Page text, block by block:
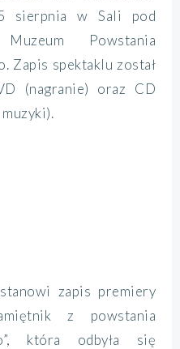
sierpnia w Sali pod
Powstania
Zapis spektaklu został
(nagranie) oraz CD
zapis premiery
z powstania
która odbyła się